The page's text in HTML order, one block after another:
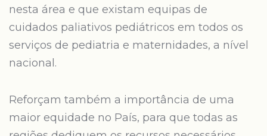
nesta área e que existam equipas de
cuidados paliativos pediátricos em todos os
serviços de pediatria e maternidades, a nível
nacional.
Reforçam também a importância de uma
maior equidade no País, para que todas as